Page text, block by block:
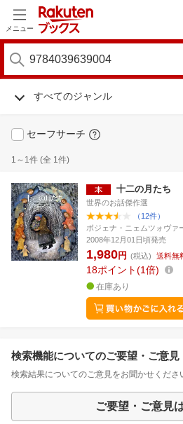
メニュー
すべてのジャンル
セーフサーチ
1～1件 (全 1件)
十二の月たち
世界のお話傑作選
（12件）
ボジェナ・ニェムツォヴ
2008年12月01日頃発売
1,980円 (税込) 送料無
18ポイント 1倍
在庫あり
検索機能についてのご要望・ご意見
検索結果についてのご意見をお聞かせくださ
ご要望・ご意見